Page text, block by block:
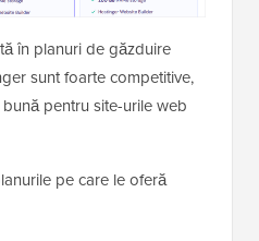
în planuri de găzduire
sunt foarte competitive,
pentru site-urile web
pe care le oferă